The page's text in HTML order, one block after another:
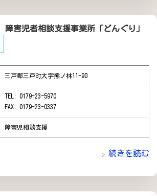
障害児者相談支援事業所「どんぐり」
三戸郡三戸町大字熊ノ林11-90
TEL: 0179-23-5970
FAX: 0179-23-0337
障害児相談支援
続きを読む